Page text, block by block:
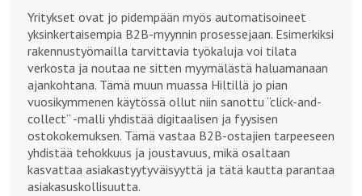
Yritykset ovat jo pidempään myös automatisoineet
yksinkertaisempia B2B-myynnin prosessejaan. Esimerkiksi
rakennustyömailla tarvittavia työkaluja voi tilata
verkosta ja noutaa ne sitten myymälästä haluamanaan
ajankohtana. Tämä muun muassa Hiltillä jo pian
vuosikymmenen käytössä ollut niin sanottu “click-and-
collect” -malli yhdistää digitaalisen ja fyysisen
ostokokemuksen. Tämä vastaa B2B-ostajien tarpeeseen
yhdistää tehokkuus ja joustavuus, mikä osaltaan
kasvattaa asiakastyytyväisyyttä ja tätä kautta parantaa
asiakasuskollisuutta.